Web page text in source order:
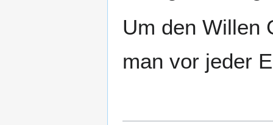
Um den Willen
man vor jeder